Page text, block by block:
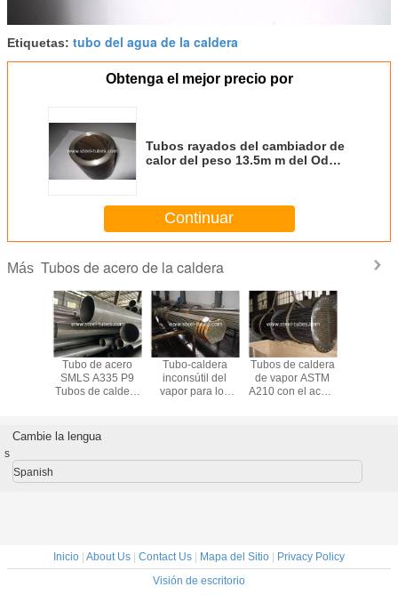
Etiquetas: tubo del agua de la caldera
Obtenga el mejor precio por
Tubos rayados del cambiador de
calor del peso 13.5m m del Od
Continuar
Más Tubos de acero de la caldera
Tubo de acero
SMLS A335 P9
Tubos de caldera
Tubo-caldera
inconsútil del
vapor para los
Tubos de caldera
de vapor ASTM
A210 con el acero
Cambie la lengua
s
Spanish
Inicio | About Us | Contact Us | Mapa del Sitio | Privacy Policy
Visión de escritorio